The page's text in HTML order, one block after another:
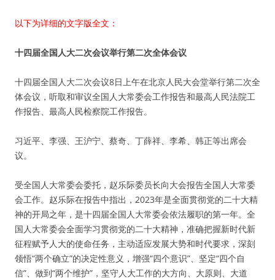
以下为详细的文字版全文：
十四届全国人大二次会议举行第二次全体会议
十四届全国人大二次会议8日上午在北京人民大会堂举行第二次全
体会议，听取和审议全国人大常委会工作报告和最高人民法院工
作报告、最高人民检察院工作报告。
习近平、李强、王沪宁、蔡奇、丁薛祥、李希、韩正等出席会
议。
受全国人大常委会委托，赵乐际委员长向大会报告全国人大常委
会工作。赵乐际在报告中指出，2023年是全面贯彻党的二十大精
神的开局之年，是十四届全国人大常委会依法履职的第一年。全
国人大常委会全面学习贯彻党的二十大精神，准确把握新时代新
征程赋予人大的使命任务，主动适应发展大势和时代要求，深刻
领悟“两个确立”的决定性意义，增强“四个意识”、坚定“四个自
信”、做到“两个维护”，坚守人大工作的大方向、大原则、大道